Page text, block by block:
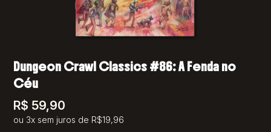
Dungeon Crawl Classics #86: A Fenda no
Céu
R$ 59,90
ou 3x sem juros de R$19,96